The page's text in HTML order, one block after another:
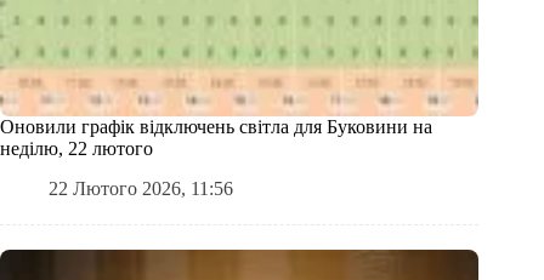
Оновили графік відключень світла для Буковини на
неділю, 22 лютого
22 Лютого 2026, 11:56